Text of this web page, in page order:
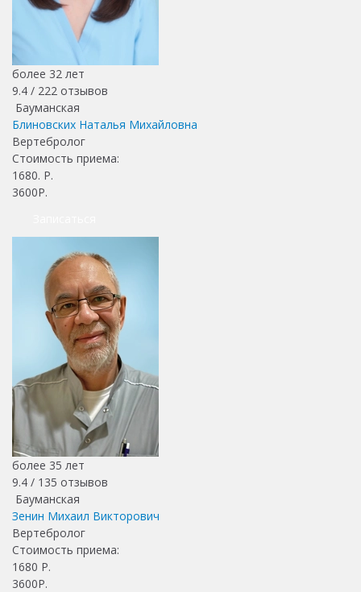
более 32 лет
9.4 / 222 отзывов
Бауманская
Блиновских Наталья Михайловна
Вертебролог
Стоимость приема:
1680. Р.
3600Р.
более 35 лет
9.4 / 135 отзывов
Бауманская
Зенин Михаил Викторович
Вертебролог
Стоимость приема:
1680 Р.
3600Р.